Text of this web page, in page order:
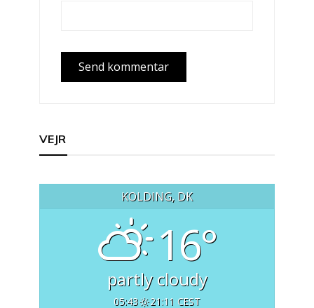
VEJR
KOLDING, DK
16°
partly cloudy
05:43 21:11 CEST